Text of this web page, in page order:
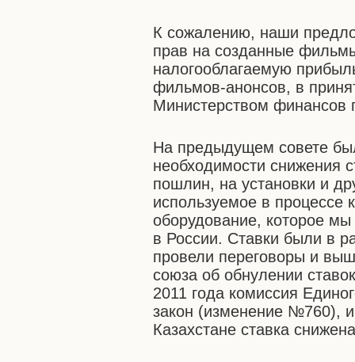
К сожалению, наши
прав на созданные
налогооблагаемую
фильмов-анонсов, в
Министерством финансов
На предыдущем совете
необходимости снижения
пошлин, на установки и
используемое в процессе
оборудование, которое
в России. Ставки были в
провели переговоры и
союза об обнулении
2011 года комиссия
закон (изменение №760),
Казахстане ставка